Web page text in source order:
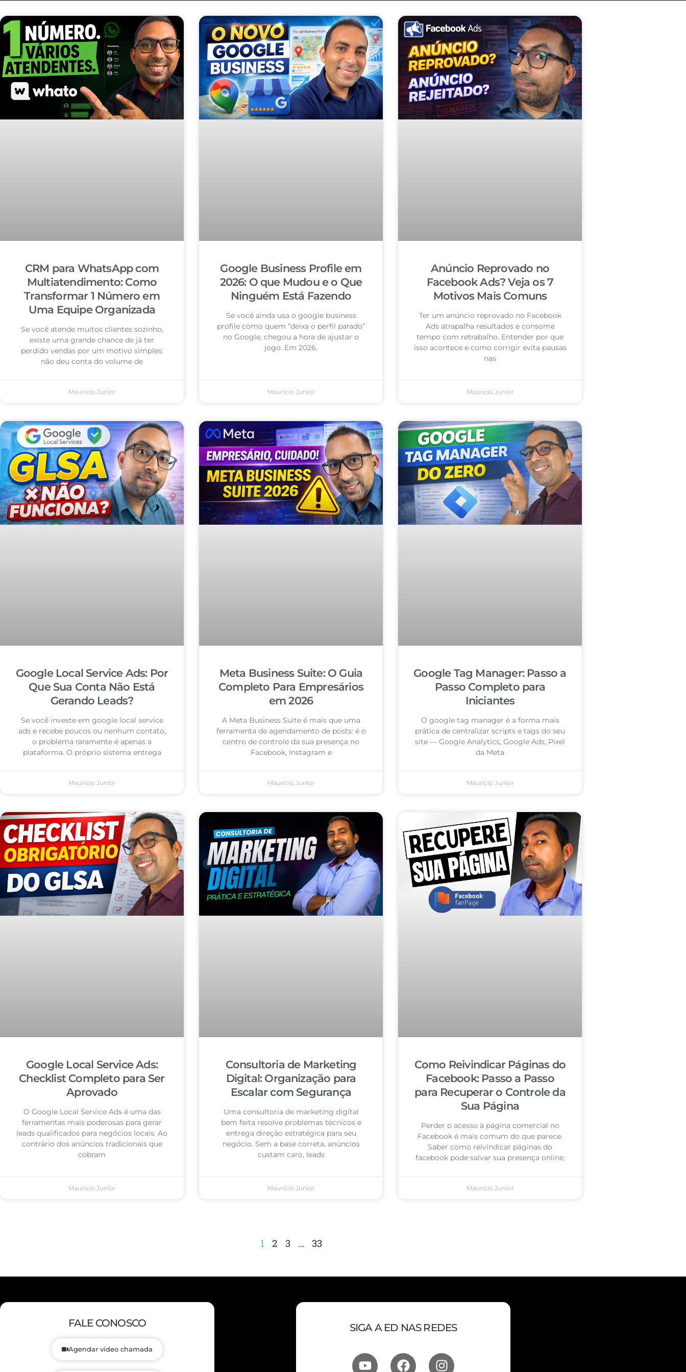
CRM para WhatsApp com
Multiatendimento: Como
Transformar 1 Número em
Uma Equipe Organizada
Se você atende muitos clientes sozinho,
existe uma grande chance de já ter
perdido vendas por um motivo simples:
não deu conta do volume de
Mauricio Junior
Google Business Profile em
2026: O que Mudou e o Que
Ninguém Está Fazendo
Se você ainda usa o google business
profile como quem “deixa o perfil parado”
no Google, chegou a hora de ajustar o
jogo. Em 2026,
Mauricio Junior
Anúncio Reprovado no
Facebook Ads? Veja os 7
Motivos Mais Comuns
Ter um anúncio reprovado no Facebook
Ads atrapalha resultados e consome
tempo com retrabalho. Entender por que
isso acontece e como corrigir evita pausas
nas
Mauricio Junior
Google Local Service Ads: Por
Que Sua Conta Não Está
Gerando Leads?
Se você investe em google local service
ads e recebe poucos ou nenhum contato,
o problema raramente é apenas a
plataforma. O próprio sistema entrega
Mauricio Junior
Meta Business Suite: O Guia
Completo Para Empresários
em 2026
A Meta Business Suite é mais que uma
ferramenta de agendamento de posts: é o
centro de controle da sua presença no
Facebook, Instagram e
Mauricio Junior
Google Tag Manager: Passo a
Passo Completo para
Iniciantes
O google tag manager é a forma mais
prática de centralizar scripts e tags do seu
site — Google Analytics, Google Ads, Pixel
da Meta
Mauricio Junior
Google Local Service Ads:
Checklist Completo para Ser
Aprovado
O Google Local Service Ads é uma das
ferramentas mais poderosas para gerar
leads qualificados para negócios locais. Ao
contrário dos anúncios tradicionais que
cobram
Mauricio Junior
Consultoria de Marketing
Digital: Organização para
Escalar com Segurança
Uma consultoria de marketing digital
bem feita resolve problemas técnicos e
entrega direção estratégica para seu
negócio. Sem a base correta, anúncios
custam caro, leads
Mauricio Junior
Como Reivindicar Páginas do
Facebook: Passo a Passo
para Recuperar o Controle da
Sua Página
Perder o acesso à página comercial no
Facebook é mais comum do que parece.
Saber como reivindicar páginas do
facebook pode salvar sua presença online,
Mauricio Junior
1 2 3 … 33
FALE CONOSCO
Agendar vídeo chamada
SIGA A ED NAS REDES